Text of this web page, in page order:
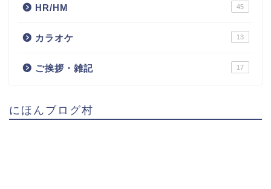
HR/HM 45
カラオケ 13
ご挨拶・雑記 17
にほんブログ村